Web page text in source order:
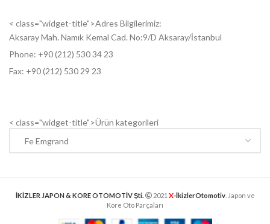
< class="widget-title">Adres Bilgilerimiz:
Aksaray Mah. Namık Kemal Cad. No:9/D Aksaray/İstanbul
Phone: +90 (212) 530 34 23
Fax: +90 (212) 530 29 23
< class="widget-title">Ürün kategorileri
İKİZLER JAPON & KORE OTOMOTİV Şti. 2021 X-İkizlerOtomotiv. Japon ve
Kore Oto Parçaları